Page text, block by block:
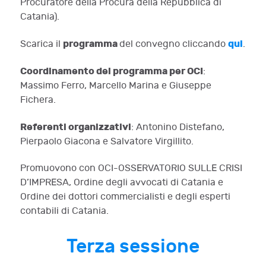
Procuratore della Procura della Repubblica di
Catania).
Scarica il programmadel convegno cliccando qui.
Coordinamento del programma per OCI:
Massimo Ferro, Marcello Marina e Giuseppe
Fichera.
Referenti organizzativi: Antonino Distefano,
Pierpaolo Giacona e Salvatore Virgillito.
Promuovono con OCI-OSSERVATORIO SULLE CRISI
D’IMPRESA, Ordine degli avvocati di Catania e
Ordine dei dottori commercialisti e degli esperti
contabili di Catania.
Terza sessione